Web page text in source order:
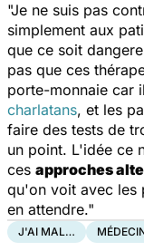
"Je ne suis pas
simplement aux
que ce soit
pas que ces
porte-monnaie car
charlatans, et les
faire des tests de
un point. L'idée ce
ces approches
qu'on voit avec les
en attendre."
J'AI MAL…